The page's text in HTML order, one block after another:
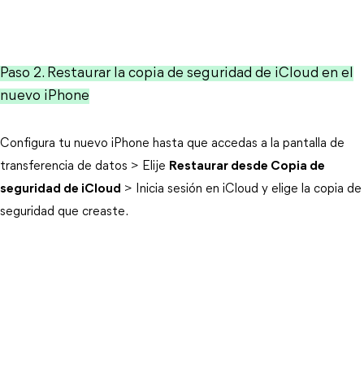
Paso 2. Restaurar la copia de seguridad de iCloud en el
nuevo iPhone
Configura tu nuevo iPhone hasta que accedas a la pantalla de
transferencia de datos > Elije Restaurar desde Copia de
seguridad de iCloud > Inicia sesión en iCloud y elige la copia de
seguridad que creaste.